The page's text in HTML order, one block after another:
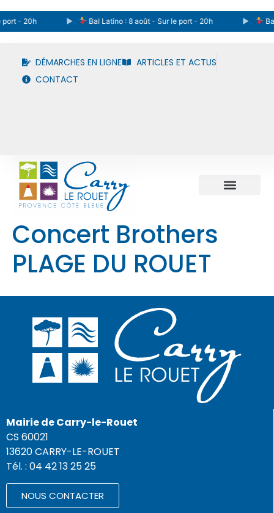
- 20h Bal Latino : 8 août - Sur le port - 20h Bal
DÉMARCHES EN LIGNE
ARTICLES ET ACTUS
CONTACT
Concert Brothers
PLAGE DU ROUET
Mairie de Carry-le-Rouet
CS 60021
13620 CARRY-LE-ROUET
Tél. : 04 42 13 25 25
NOUS CONTACTER